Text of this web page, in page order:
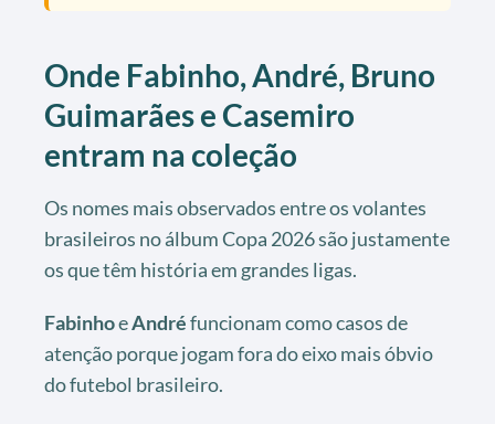
Onde Fabinho, André, Bruno
Guimarães e Casemiro
entram na coleção
Os nomes mais observados entre os volantes
brasileiros no álbum Copa 2026 são justamente
os que têm história em grandes ligas.
FabinhoeAndréfuncionam como casos de
atenção porque jogam fora do eixo mais óbvio
do futebol brasileiro.